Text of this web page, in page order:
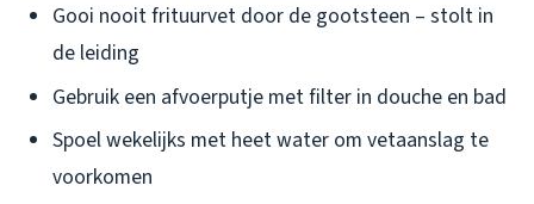
Gooi nooit frituurvet door de gootsteen – stolt in
de leiding
Gebruik een afvoerputje met filter in douche en bad
Spoel wekelijks met heet water om vetaanslag te
voorkomen